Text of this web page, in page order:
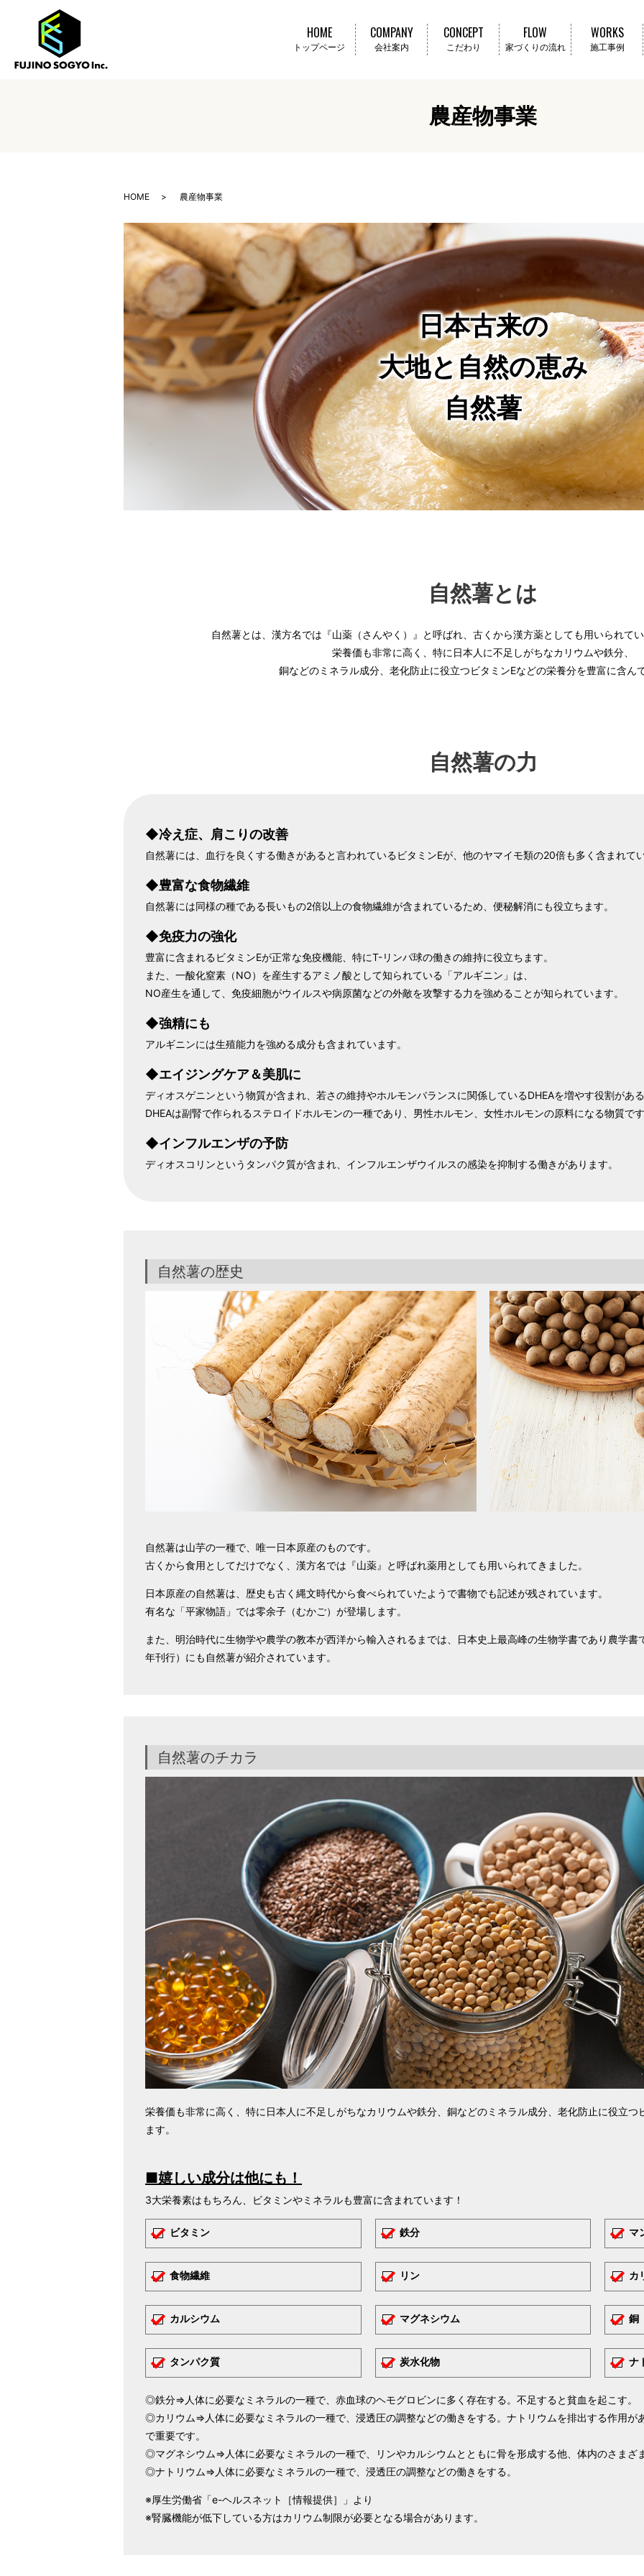
HOME
トップページ
COMPANY
会社案内
CONCEPT
こだわり
FLOW
家づくりの流れ
WORKS
施工事例
農産物事業
HOME 農産物事業
日本古来の
大地と自然の恵み
自然薯
自然薯とは
自然薯とは、漢方名では『山薬（さんやく）』と呼ばれ、古くから漢方薬としても用いられてい
栄養価も非常に高く、特に日本人に不足しがちなカリウムや鉄分、
銅などのミネラル成分、老化防止に役立つビタミンEなどの栄養分を豊富に含ん
自然薯の力
◆冷え症、肩こりの改善
自然薯には、血行を良くする働きがあると言われているビタミンEが、他のヤマイモ類の20倍も多く含まれてい
◆豊富な食物繊維
自然薯には同様の種である長いもの2倍以上の食物繊維が含まれているため、便秘解消にも役立ちます。
◆免疫力の強化
豊富に含まれるビタミンEが正常な免疫機能、特にT-リンパ球の働きの維持に役立ちます。
また、一酸化窒素（NO）を産生するアミノ酸として知られている「アルギニン」は、
NO産生を通して、免疫細胞がウイルスや病原菌などの外敵を攻撃する力を強めることが知られています。
◆強精にも
アルギニンには生殖能力を強める成分も含まれています。
◆エイジングケア＆美肌に
ディオスゲニンという物質が含まれ、若さの維持やホルモンバランスに関係しているDHEAを増やす役割がある
DHEAは副腎で作られるステロイドホルモンの一種であり、男性ホルモン、女性ホルモンの原料になる物質です
◆インフルエンザの予防
ディオスコリンというタンパク質が含まれ、インフルエンザウイルスの感染を抑制する働きがあります。
自然薯の歴史
自然薯は山芋の一種で、唯一日本原産のものです。
古くから食用としてだけでなく、漢方名では『山薬』と呼ばれ薬用としても用いられてきました。
日本原産の自然薯は、歴史も古く縄文時代から食べられていたようで書物でも記述が残されています。
有名な「平家物語」では零余子（むかご）が登場します。
また、明治時代に生物学や農学の教本が西洋から輸入されるまでは、日本史上最高峰の生物学書であり農学
年刊行）にも自然薯が紹介されています。
自然薯のチカラ
栄養価も非常に高く、特に日本人に不足しがちなカリウムや鉄分、銅などのミネラル成分、老化防止に役立
ます。
■嬉しい成分は他にも！
3大栄養素はもちろん、ビタミンやミネラルも豊富に含まれています！
✓ ビタミン ✓ 鉄分 ✓ マ
✓ 食物繊維 ✓ リン ✓ カ
✓ カルシウム ✓ マグネシウム ✓ 銅
✓ タンパク質 ✓ 炭水化物 ✓ ナ
◎鉄分⇒人体に必要なミネラルの一種で、赤血球のヘモグロビンに多く存在する。不足すると貧血を起こす。
◎カリウム⇒人体に必要なミネラルの一種で、浸透圧の調整などの働きをする。ナトリウムを排出する作用が
で重要です。
◎マグネシウム⇒人体に必要なミネラルの一種で、リンやカルシウムとともに骨を形成する他、体内のさまざ
◎ナトリウム⇒人体に必要なミネラルの一種で、浸透圧の調整などの働きをする。
※厚生労働省「e-ヘルスネット［情報提供］」より
※腎臓機能が低下している方はカリウム制限が必要となる場合があります。